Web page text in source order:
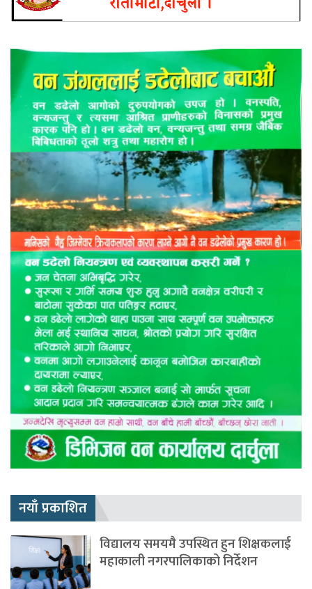
नयाँ प्रकाशित
विद्यालय समयमै उपस्थित हुन शिक्षकलाई
महाकाली नगरपालिकाको निर्देशन